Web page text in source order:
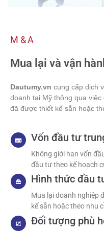
M&A
Mua lại và vận
Dautumy.vn cung cấp dịch
doanh tại Mỹ thông qua
đã được thiết kế sẵn hoặc
Vốn đầu tư
Không giới hạn vốn
đầu tư theo kế hoạch
Hình thức đầu
Mua lại doanh nghiệp
kế sẵn hoặc theo nhu
Đối tượng phù